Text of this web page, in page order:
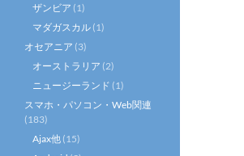
ザンビア (1)
マダガスカル (1)
オセアニア (3)
オーストラリア (2)
ニュージーランド (1)
スマホ・パソコン・Web関連
(183)
Ajax他 (15)